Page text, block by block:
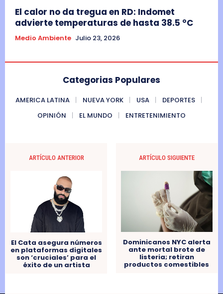
El calor no da tregua en RD: Indomet
advierte temperaturas de hasta 38.5 °C
Medio Ambiente Julio 23, 2026
Categorias Populares
AMERICA LATINA NUEVA YORK USA
DEPORTES
OPINIÓN
EL MUNDO ENTRETENIMIENTO
ARTÍCULO ANTERIOR
El Cata asegura números
en plataformas digitales
son ‘cruciales’ para el
éxito de un artista
ARTÍCULO SIGUIENTE
Dominicanos NYC alerta
ante mortal brote de
listeria; retiran
productos comestibles